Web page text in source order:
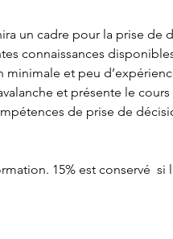
un cadre pour la prise de
connaissances
et peu
et présente le cours
de prise de
15% est conservé